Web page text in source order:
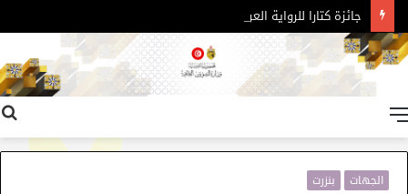
جائزة كتارا للرواية العربية – الدورة 11
الجهات بنزرت